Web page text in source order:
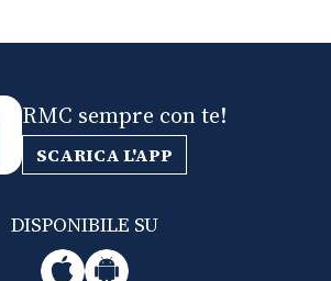
RMC sempre con te!
SCARICA L'APP
DISPONIBILE SU